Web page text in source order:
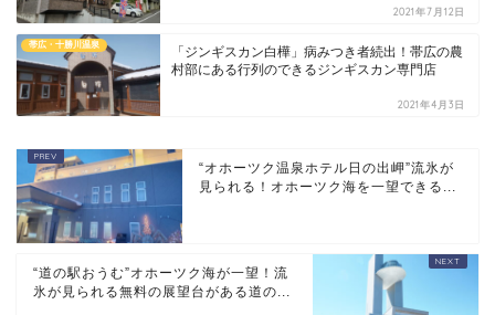
2021年7月12日
帯広・十勝川温泉
「ジンギスカン白樺」病みつき者続出！帯広の農
村部にある行列のできるジンギスカン専門店
2021年4月3日
“オホーツク温泉ホテル日の出岬”流氷が
見られる！オホーツク海を一望できる...
“道の駅おうむ”オホーツク海が一望！流
氷が見られる無料の展望台がある道の...